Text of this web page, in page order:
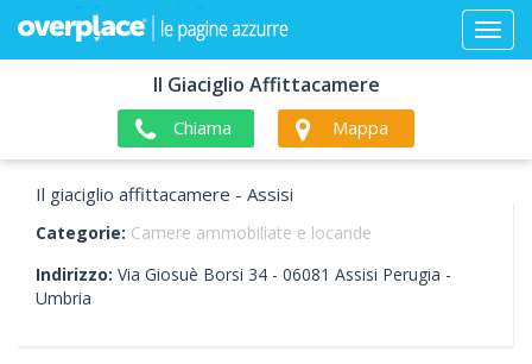
Il Giaciglio Affittacamere
Chiama Mappa
Il giaciglio affittacamere - Assisi
Categorie: Camere ammobiliate e locande
Indirizzo: Via Giosuè Borsi 34 - 06081 Assisi Perugia -
Umbria